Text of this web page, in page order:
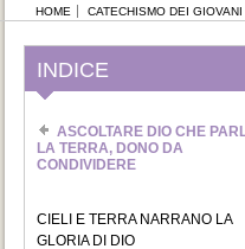
HOME CATECHISMO DEI
INDICE
ASCOLTARE DIO CHE
LA TERRA, DONO DA
CONDIVIDERE
CIELI E TERRA NARRANO LA
GLORIA DI DIO